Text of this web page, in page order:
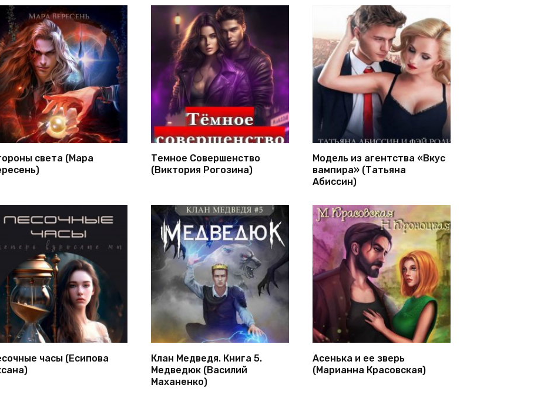
света (Мара
Темное Совершенство
(Виктория Рогозина)
Модель из агентства «Вкус
вампира» (Татьяна
Абиссин)
часы (Есипова
Клан Медведя. Книга 5.
Медведюк (Василий
Маханенко)
Асенька и ее зверь
(Марианна Красовская)